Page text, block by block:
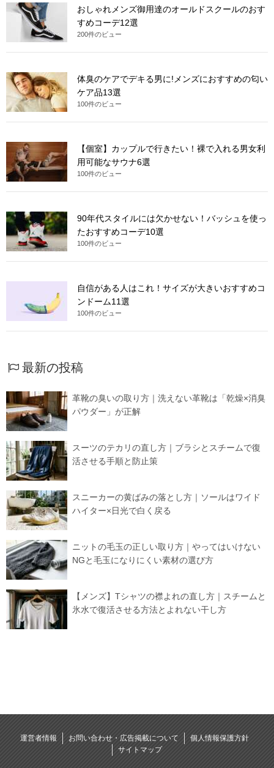
おしゃれメンズ御用達のオールドスクールのおす
すめコーデ12選
200件のビュー
体臭のケアでデキる男に!メンズにおすすめの匂い
ケア品13選
100件のビュー
【個室】カップルで行きたい！裸で入れる男女利
用可能なサウナ6選
100件のビュー
90年代スタイルには欠かせない！バッシュを使っ
たおすすめコーデ10選
100件のビュー
自信がある人はこれ！サイズが大きいおすすめコ
ンドーム11選
100件のビュー
最新の投稿
革靴の臭いの取り方｜洗えない革靴は「乾燥×消臭
パウダー」が正解
スーツのテカリの直し方｜ブラシとスチームで復
活させる手順と防止策
スニーカーの黄ばみの落とし方｜ソールはワイド
ハイター×日光で白く戻る
ニットの毛玉の正しい取り方｜やってはいけない
NGと毛玉になりにくい素材の選び方
【メンズ】Tシャツの襟よれの直し方｜スチームと
氷水で復活させる方法とよれない干し方
運営者情報 お問い合わせ・広告掲載について
個人情報保護方針
サイトマップ